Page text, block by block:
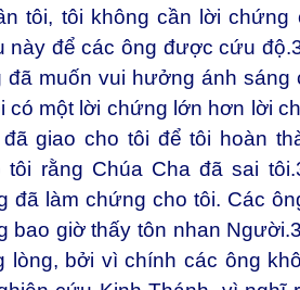
tôi, tôi không cần lời
này để các ông được cứu độ.
đã muốn vui hưởng ánh sáng
có một lời chứng lớn hơn lời
giao cho tôi để tôi hoàn
tôi rằng Chúa Cha đã sai tôi.
đã làm chứng cho tôi. Các
bao giờ thấy tôn nhan Người.
lòng, bởi vì chính các ông